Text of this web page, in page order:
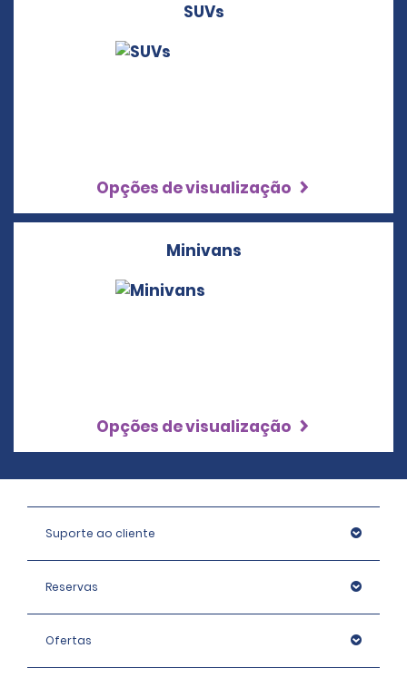
SUVs
Opções de visualização
Minivans
Opções de visualização
Suporte ao cliente
Reservas
Ofertas